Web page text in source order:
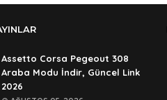
Assetto Corsa Pegeout 308
Araba Modu İndir, Güncel Link
2026